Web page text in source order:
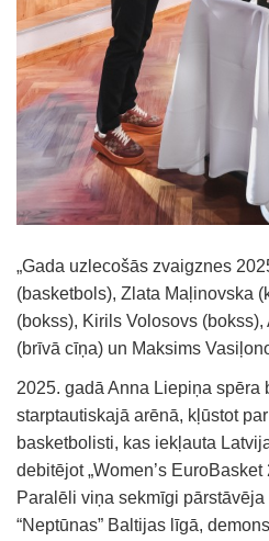
„Gada uzlecošās zvaigznes
(basketbols), Zlata Maļinovska
(bokss), Kirils Volosovs
(brīvā cīņa) un Maksims
2025. gadā Anna Liepiņa spēra
starptautiskajā arēnā, kļūstot
basketbolisti, kas iekļauta
debitējot „Women’s
Paralēli viņa sekmīgi
“Neptūnas” Baltijas līgā,